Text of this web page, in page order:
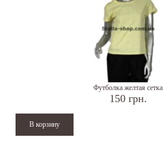
Футболка желтая сетка
150 грн.